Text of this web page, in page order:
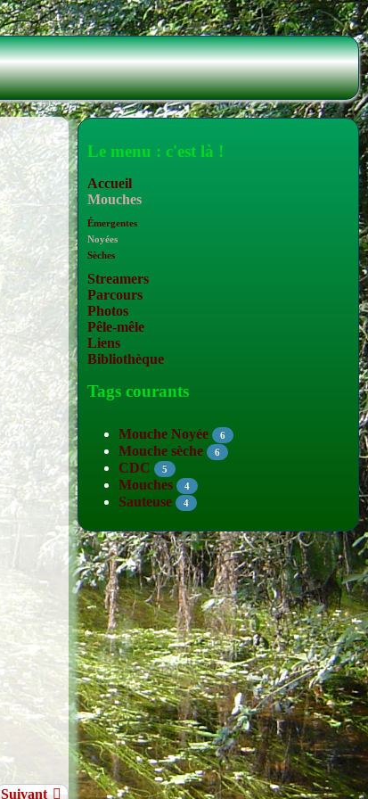
Suivant
Le menu : c'est là !
Accueil
Mouches
Émergentes
Noyées
Sèches
Streamers
Parcours
Photos
Pêle-mêle
Liens
Bibliothèque
Tags courants
Mouche Noyée 6
Mouche sèche 6
CDC 5
Mouches 4
Sauteuse 4